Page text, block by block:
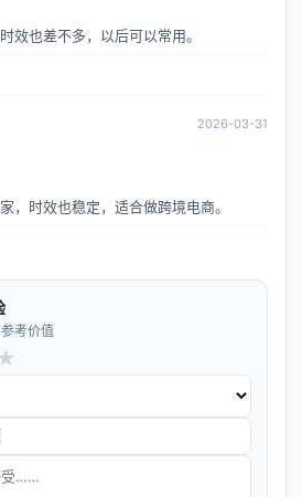
效也差不多，以后可以常用。
2026-03-31
，时效也稳定，适合做跨境电商。
考价值